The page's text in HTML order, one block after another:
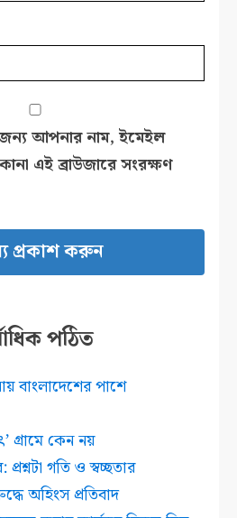
জন্য আপনার নাম, ইমেইল
এই ব্রাউজারে সংরক্ষণ
পঠিত
বাংলাদেশের পাশে
গ্রামে কেন নয়
গতি ও স্বচ্ছতার
অহিংস প্রতিবাদ